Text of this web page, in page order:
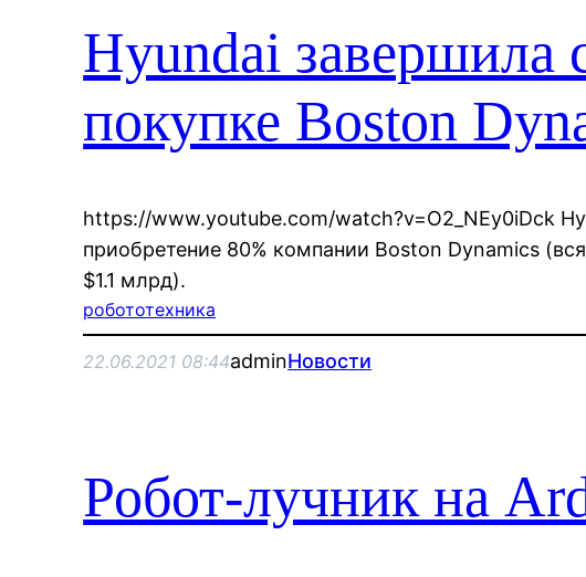
Hyundai завершила
покупке Boston
https://www.youtube.com/watch?v=O2_NEy0iDck
приобретение 80% компании Boston Dynamics
$1.1 млрд).
робототехника
22.06.2021 08:44adminНовости
Робот-лучник на